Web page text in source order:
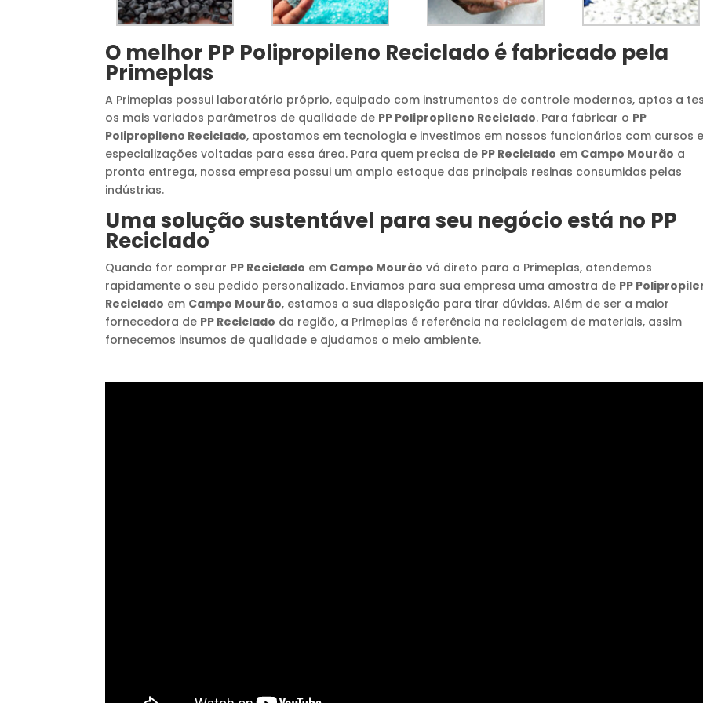
O melhor PP Polipropileno Reciclado é fabricado pela
Primeplas
A Primeplas possui laboratório próprio, equipado com instrumentos de controle modernos, aptos a
os mais variados parâmetros de qualidade de PP Polipropileno Reciclado. Para fabricar o PP
Polipropileno Reciclado, apostamos em tecnologia e investimos em nossos funcionários com cursos e
especializações voltadas para essa área. Para quem precisa de PP Reciclado em Campo Mourão a
pronta entrega, nossa empresa possui um amplo estoque das principais resinas consumidas pelas
indústrias.
Uma solução sustentável para seu negócio está no PP
Reciclado
Quando for comprar PP Reciclado em Campo Mourão vá direto para a Primeplas, atendemos
rapidamente o seu pedido personalizado. Enviamos para sua empresa uma amostra de PP
Reciclado em Campo Mourão, estamos a sua disposição para tirar dúvidas. Além de ser a maior
fornecedora de PP Reciclado da região, a Primeplas é referência na reciclagem de materiais, assim
fornecemos insumos de qualidade e ajudamos o meio ambiente.